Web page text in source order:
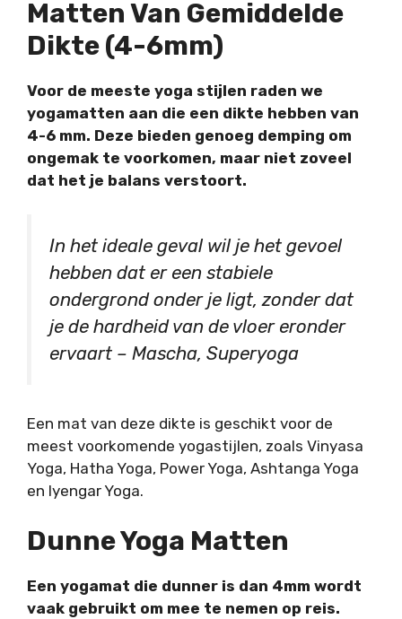
Matten Van Gemiddelde
Dikte (4-6mm)
Voor de meeste yoga stijlen raden we
yogamatten aan die een dikte hebben van
4-6 mm. Deze bieden genoeg demping om
ongemak te voorkomen, maar niet zoveel
dat het je balans verstoort.
In het ideale geval wil je het gevoel
hebben dat er een stabiele
ondergrond onder je ligt, zonder dat
je de hardheid van de vloer eronder
ervaart – Mascha, Superyoga
Een mat van deze dikte is geschikt voor de
meest voorkomende yogastijlen, zoals Vinyasa
Yoga, Hatha Yoga, Power Yoga, Ashtanga Yoga
en Iyengar Yoga.
Dunne Yoga Matten
Een yogamat die dunner is dan 4mm wordt
vaak gebruikt om mee te nemen op reis.